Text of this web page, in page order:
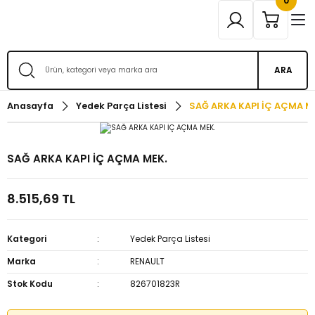
ARA
Anasayfa Yedek Parça Listesi SAĞ ARKA KAPI İÇ AÇMA
SAĞ ARKA KAPI İÇ AÇMA MEK.
8.515,69 TL
Kategori
Yedek Parça Listesi
Marka
RENAULT
Stok Kodu
826701823R